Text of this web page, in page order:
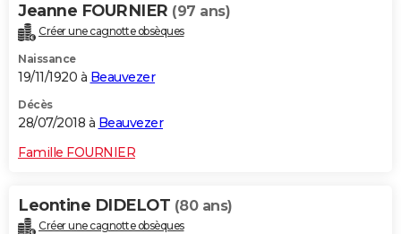
Jeanne FOURNIER (97 ans)
Créer une cagnotte obsèques
Naissance
19/11/1920 à Beauvezer
Décès
28/07/2018 à Beauvezer
Famille FOURNIER
Leontine DIDELOT (80 ans)
Créer une cagnotte obsèques